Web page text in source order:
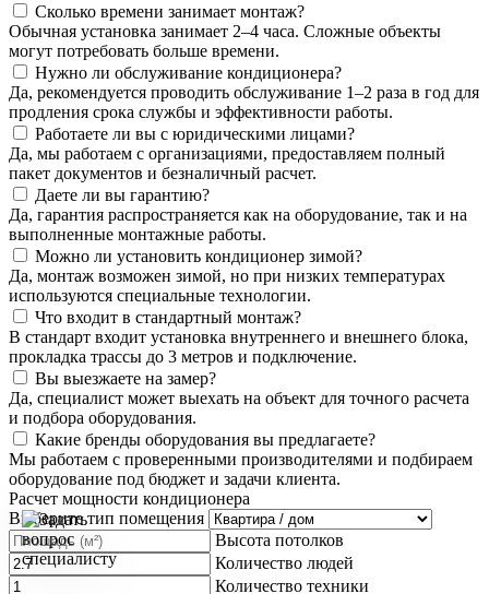
Сколько времени занимает монтаж?
Обычная установка занимает 2–4 часа. Сложные объекты
могут потребовать больше времени.
Нужно ли обслуживание кондиционера?
Да, рекомендуется проводить обслуживание 1–2 раза в год для
продления срока службы и эффективности работы.
Работаете ли вы с юридическими лицами?
Да, мы работаем с организациями, предоставляем полный
пакет документов и безналичный расчет.
Даете ли вы гарантию?
Да, гарантия распространяется как на оборудование, так и на
выполненные монтажные работы.
Можно ли установить кондиционер зимой?
Да, монтаж возможен зимой, но при низких температурах
используются специальные технологии.
Что входит в стандартный монтаж?
В стандарт входит установка внутреннего и внешнего блока,
прокладка трассы до 3 метров и подключение.
Вы выезжаете на замер?
Да, специалист может выехать на объект для точного расчета
и подбора оборудования.
Какие бренды оборудования вы предлагаете?
Мы работаем с проверенными производителями и подбираем
оборудование под бюджет и задачи клиента.
Расчет мощности кондиционера
Выберите тип помещения
Высота потолков
Количество людей
Количество техники